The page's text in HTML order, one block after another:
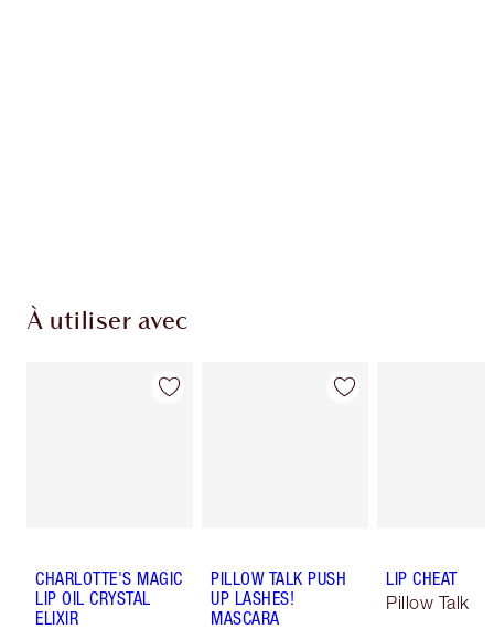
À utiliser avec
CHARLOTTE'S MAGIC
LIP OIL CRYSTAL
ELIXIR
PILLOW TALK PUSH
UP LASHES!
MASCARA
LIP CHEAT
Pillow Talk